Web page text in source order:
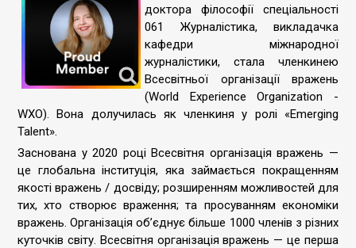
доктора філософії спеціальності
061 Журналістика, викладачка
кафедри міжнародної
журналістики, стала членкинею
Всесвітньої організації вражень
(World Experience Organization -
WXO). Вона долучилась як членкиня у ролі «Emerging
Talent».
Заснована у 2020 році Всесвітня організація вражень —
це глобальна інституція, яка займається покращенням
якості вражень / досвіду; розширенням можливостей для
тих, хто створює враження; та просуванням економіки
вражень. Організація об’єднує більше 1000 членів з різних
куточків світу. Всесвітня організація вражень — це перша